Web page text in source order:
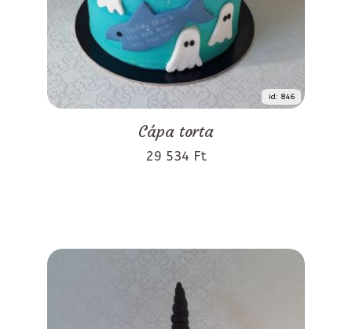
id: 846
Cápa torta
29 534 Ft